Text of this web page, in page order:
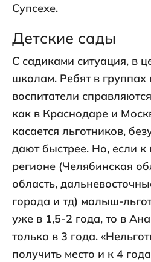
Супсехе.
Детские сады
С садиками ситуация, в
школам. Ребят в группах
воспитатели
как в Краснодаре и
касается льготников,
дают быстрее. Но, если к
регионе (Челябинская
область,
города и тд) малыш-
уже в 1,5-2 года, то в
только в 3 года.
получить место и к 4